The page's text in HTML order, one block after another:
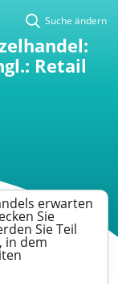
Suche ändern
Retail
erwarten
Sie
Sie Teil
in dem